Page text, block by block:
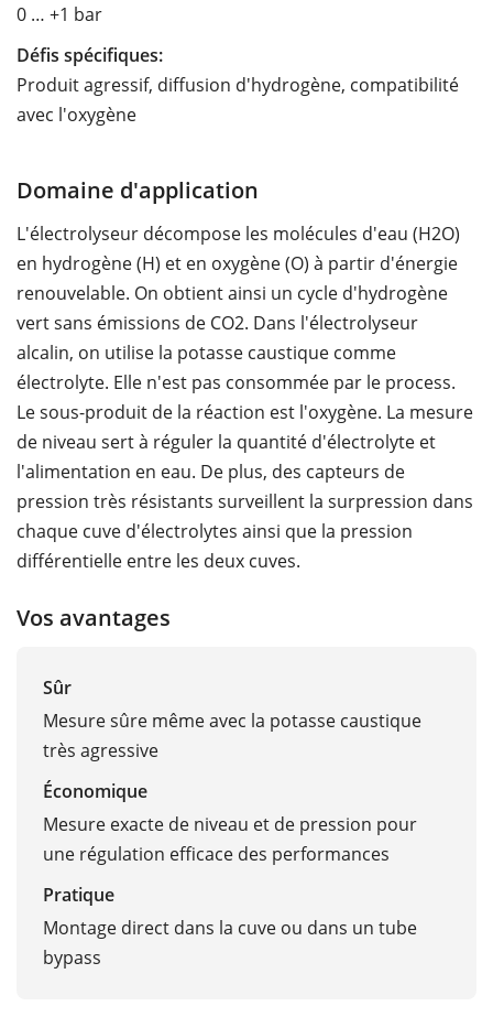
0 … +1 bar
Défis spécifiques:
Produit agressif, diffusion d'hydrogène, compatibilité
avec l'oxygène
Domaine d'application
L'électrolyseur décompose les molécules d'eau (H2O)
en hydrogène (H) et en oxygène (O) à partir d'énergie
renouvelable. On obtient ainsi un cycle d'hydrogène
vert sans émissions de CO2. Dans l'électrolyseur
alcalin, on utilise la potasse caustique comme
électrolyte. Elle n'est pas consommée par le process.
Le sous-produit de la réaction est l'oxygène. La mesure
de niveau sert à réguler la quantité d'électrolyte et
l'alimentation en eau. De plus, des capteurs de
pression très résistants surveillent la surpression dans
chaque cuve d'électrolytes ainsi que la pression
différentielle entre les deux cuves.
Vos avantages
Sûr
Mesure sûre même avec la potasse caustique
très agressive
Économique
Mesure exacte de niveau et de pression pour
une régulation efficace des performances
Pratique
Montage direct dans la cuve ou dans un tube
bypass